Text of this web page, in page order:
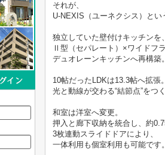
それが、
U-NEXIS（ユーネクシス）とい
独立していた壁付けキッチンを、
Ⅱ型（セパレート）×ワイドフ
デュオレーンキッチンへ再構築。
10帖だったLDKは13.3帖へ拡張。
光と動線が交わる“結節点”をつ
和室は洋室へ変更。
押入と廊下収納を統合し、約
3枚連動スライドドアにより、
一体利用も個室利用も可能です。